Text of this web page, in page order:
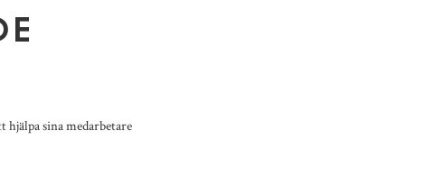
hjälpa sina medarbetare